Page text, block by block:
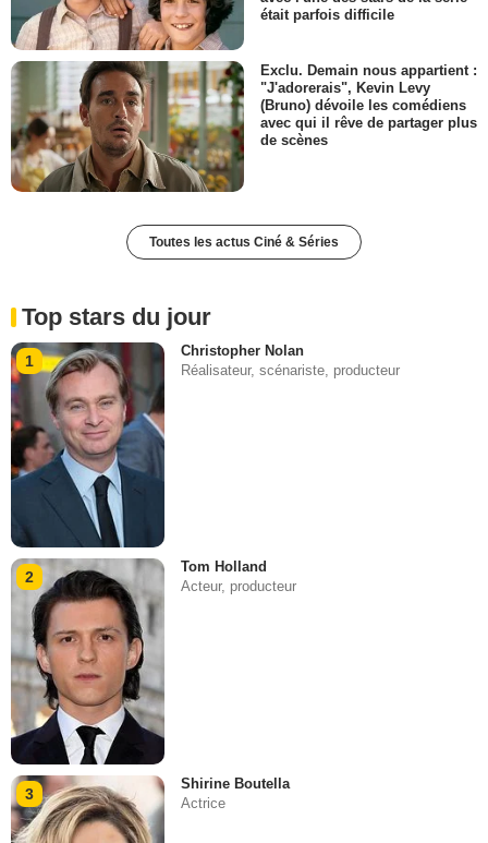
était parfois difficile
Exclu. Demain nous appartient :
"J'adorerais", Kevin Levy
(Bruno) dévoile les comédiens
avec qui il rêve de partager plus
de scènes
Toutes les actus Ciné & Séries
Top stars du jour
1
Christopher Nolan
Réalisateur, scénariste, producteur
2
Tom Holland
Acteur, producteur
3
Shirine Boutella
Actrice